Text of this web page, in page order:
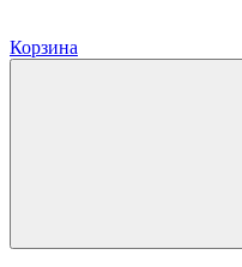
Корзина